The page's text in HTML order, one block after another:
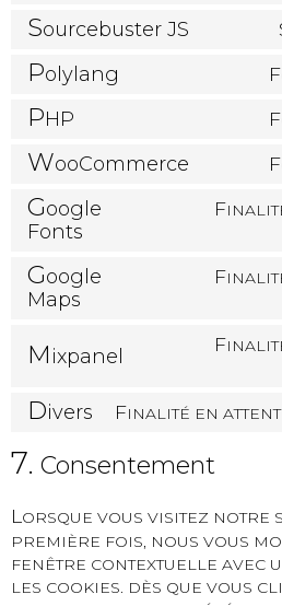
Sourcebuster JS
Polylang F
PHP F
WooCommerce F
Google
Fonts
F
Google
Maps
F
M ixpanel
F
Divers FINALITÉ EN
7. Consentement
L ORSQUE VOUS VISITEZ NOTRE
PREMIÈRE FOIS, NOUS VOUS
FENÊTRE CONTEXTUELLE AVEC
LES COOKIES. DÈS QUE VOUS